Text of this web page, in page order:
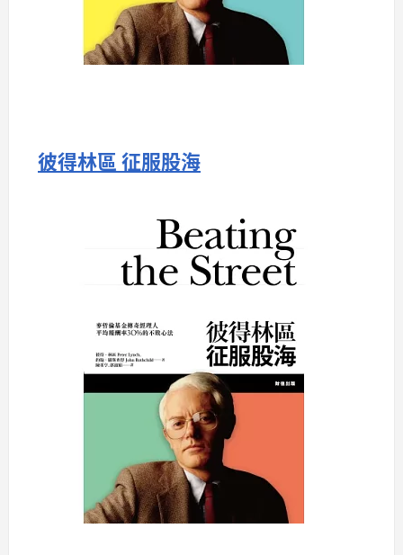
彼得林區 征服股海